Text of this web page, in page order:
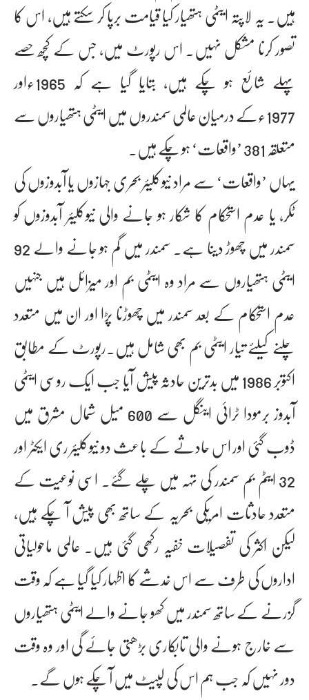
ہیں۔ یہ لاپتہ ایٹمی ہتھیار کیا قیامت برپا کر سکتے ہیں، اس کا
تصور کرنا مشکل نہیں۔ اس رپورٹ میں، جس کے کچھ حصے
پہلے شائع ہو چکے ہیں، بتایا گیا ہے کہ 1965ءاور
1977ءکے درمیان عالمی سمندروں میں ایٹمی ہتھیاروں سے
متعلقہ 381 ’واقعات‘ ہو چکے ہیں۔
یہاں ’واقعات‘ سے مراد نیوکلیئر بحری جہازوں یا آبدوزوں کی
ٹکر، یا عدم استحکام کا شکار ہو جانے والی نیوکلیئر آبدوزوں کو
سمندر میں چھوڑ دینا ہے۔ سمندر میں گم ہو جانے والے 92
ایٹمی ہتھیاروں سے مراد وہ ایٹمی بم اور میزائل ہیں جنہیں
عدم استحکام کے بعد سمندر میں چھوڑنا پڑا اور ان میں متعدد
چلنے کیلئے تیار ایٹمی بم بھی شامل ہیں۔رپورٹ کے مطابق
اکتوبر 1986 میں بدترین حادثہ پیش آیا جب ایک روسی ایٹمی
آبدوز برمودا ٹرائی اینگل سے 600 میل شمال مشرق میں
ڈوب گئی اور اس حادثے کے باعث دو نیوکلیئر ری ایکٹر اور
32 ایٹم بم سمندر کی تہہ میں چلے گئے۔ اسی نوعیت کے
متعدد حادثات امریکی بحریہ کے ساتھ بھی پیش آ چکے ہیں،
لیکن اکثر کی تفصیلات خفیہ رکھی گئی ہیں۔ عالمی ماحولیاتی
اداروں کی طرف سے اس خدشے کا اظہار کیا گیا ہے کہ وقت
گزرنے کے ساتھ سمندر میں کھو جانے والے ایٹمی ہتھیاروں
سے خارج ہونے والی تابکاری بڑھتی جائے گی اور وہ وقت
دور نہیں کہ جب ہم اس کی لپیٹ میں آ چکے ہوں گے۔